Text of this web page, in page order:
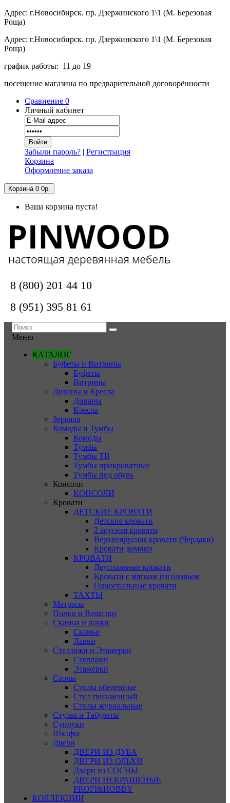
Адрес: г.Новосибирск. пр. Дзержинского 1\1 (М. Березовая
Роща)
Адрес: г.Новосибирск. пр. Дзержинского 1\1 (М. Березовая
Роща)
график работы: 11 до 19
посещение магазина по предварительной договорённости
Сравнение 0
Личный кабинет
Забыли пароль? | Регистрация
Корзина
Оформление заказа
Корзина 0 0р.
Ваша корзина пуста!
8 (800) 201 44 10
8 (951) 395 81 61
Меню
КАТАЛОГ
Буфеты и Витрины
Буфеты
Витрины
Диваны и Кресла
Диваны
Кресла
Зеркала
Комоды и Тумбы
Комоды
Тумбы
Тумбы ТВ
Тумбы прикроватные
Тумбы под обувь
Консоли
КОНСОЛИ
Кровати
ДЕТСКИЕ КРОВАТИ
Детские кровати
2 ярусная кровати
Верхнеярусная кровати (Чердаки)
Кровати домики
КРОВАТИ
Двуспальные кровати
Кровати с мягким изголовьем
Односпальные кровати
ТАХТЫ
Матрасы
Полки и Вешалки
Скамьи и лавки
Скамьи
Лавки
Стеллажи и Этажерки
Стеллажи
Этажерки
Столы
Столы обеденные
Стол письменный
Столы журнальные
Стулья и Табуреты
Сундуки
Шкафы
Двери
ДВЕРИ ИЗ ДУБА
ДВЕРИ ИЗ ОЛЬХИ
Двери из СОСНЫ
ДВЕРИ НЕКРАШЕНЫЕ
PROFI&HOBBY
КОЛЛЕКЦИИ